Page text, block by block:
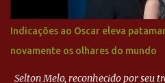
minutos, Jefferson cabeceou e
minutos depois, Wellington encheu
goleiro rival, que novamente
outra boa chance, mas parou no
Indicações ao Oscar eleva
novamente os olhares do mundo
Selton Melo, reconhecido por seu